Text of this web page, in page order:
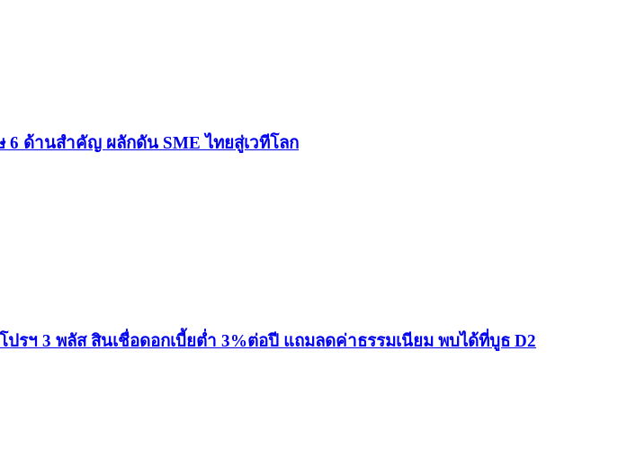
6 ด้านสำคัญ ผลักดัน SME ไทยสู่เวทีโลก
รฯ 3 พลัส สินเชื่อดอกเบี้ยต่ำ 3%ต่อปี แถมลดค่าธรรมเนียม พบได้ที่บูธ D2